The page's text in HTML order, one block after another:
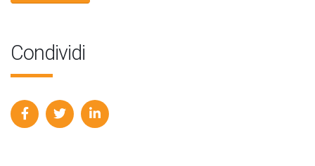
Condividi